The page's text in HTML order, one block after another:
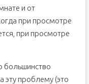
и от
при просмотре
при просмотре
большинство
эту проблему (это